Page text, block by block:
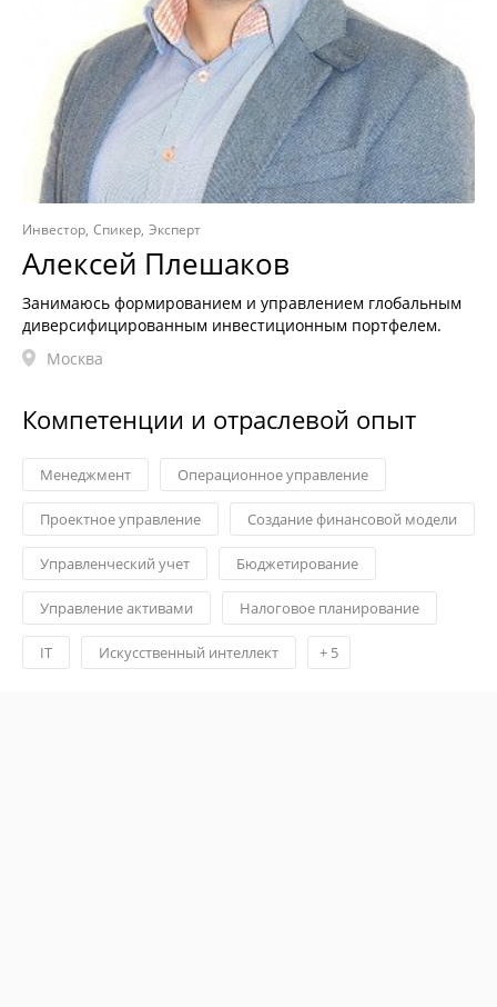
Инвестор Спикер Эксперт
Алексей Плешаков
Занимаюсь формированием и управлением глобальным
диверсифицированным инвестиционным портфелем.
Москва
Компетенции и отраслевой опыт
Менеджмент Операционное управление
Проектное управление Создание финансовой модели
Управленческий учет Бюджетирование
Управление активами Налоговое планирование
IT Искусственный интеллект + 5